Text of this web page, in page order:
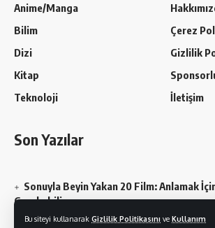
Bu siteyi kullanarak Gizlilik Politikasını ve Kullanım
Anime/Manga
Bilim
Dizi
Kitap
Teknoloji
Çerez
Gizlilik
İletişim
Son Yazılar
Sonuyla Beyin Yakan 20 Film: Anlamak
Gerekebilir